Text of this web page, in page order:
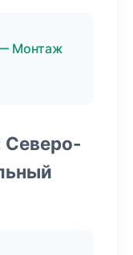
Монтаж
Северо-